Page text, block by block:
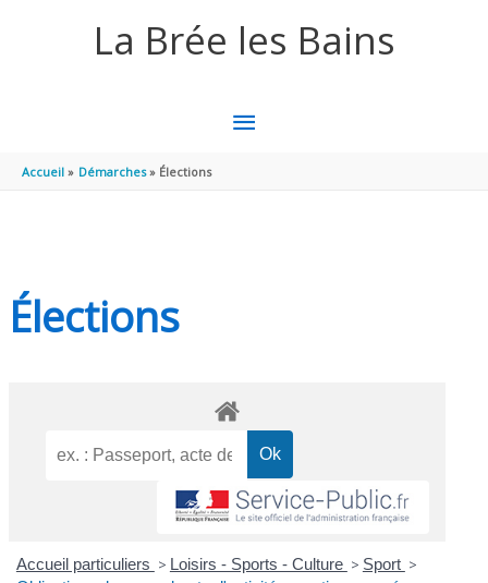
La Brée les Bains
MENU
Accueil Démarches Élections
Élections
Accueil particuliers > Loisirs - Sports - Culture > Sport >